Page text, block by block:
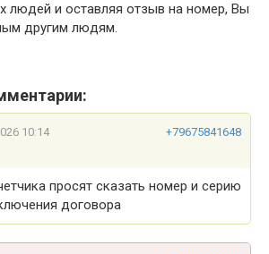
людей и оставляя отзыв на номер, Вы
другим людям.
10:14 +79675841648
просят сказать номер и серию
договора